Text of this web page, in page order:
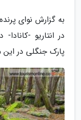
در انتاریو -
پارک جنگلی در